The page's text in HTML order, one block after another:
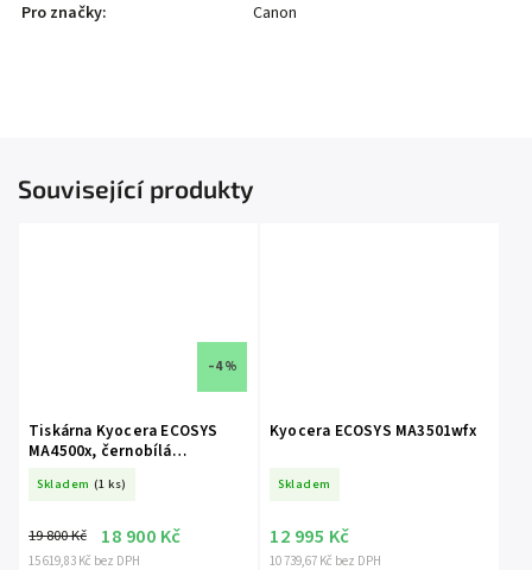
Pro značky: Canon
Související produkty
–4 %
Tiskárna Kyocera ECOSYS
MA4500x, černobílá
tiskárna
Skladem (1 ks)
15 619,83 Kč bez DPH
19 800 Kč 18 900 Kč
Kyocera ECOSYS MA3501wfx
Skladem
10 739,67 Kč bez DPH
12 995 Kč